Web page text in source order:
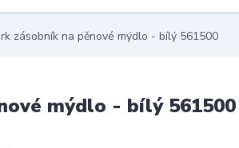
zásobník na pěnové mýdlo - bílý 561500
mýdlo - bílý 561500